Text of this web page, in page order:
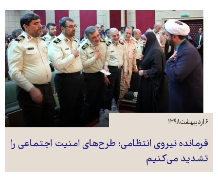
فرمانده نیروی انتظامی: طرح‌های امنیت اجتماعی را
تشدید می‌کنیم
۶ اردیبهشت ۱۳۹۸